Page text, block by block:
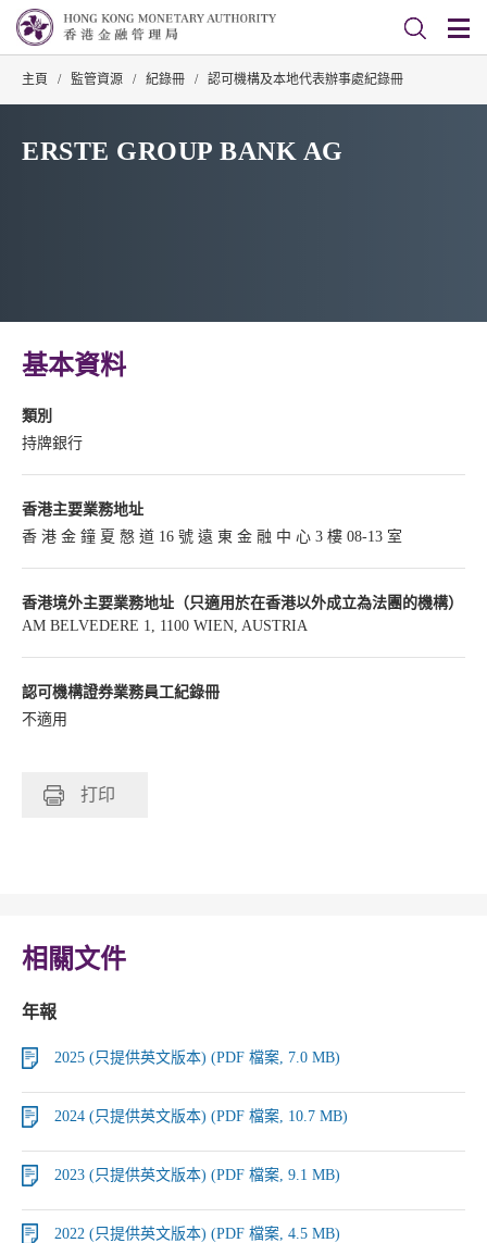
主頁 / 監管資源 / 紀錄冊 / 認可機構及本地代表辦事處紀錄冊
ERSTE GROUP BANK AG
基本資料
類別
持牌銀行
香港主要業務地址
香 港 金 鐘 夏 慤 道 16 號 遠 東 金 融 中 心 3 樓 08-13 室
香港境外主要業務地址（只適用於在香港以外成立為法團的機構）
AM BELVEDERE 1, 1100 WIEN, AUSTRIA
認可機構證券業務員工紀錄冊
不適用
打印
相關文件
年報
2025 (只提供英文版本) (PDF 檔案, 7.0 MB)
2024 (只提供英文版本) (PDF 檔案, 10.7 MB)
2023 (只提供英文版本) (PDF 檔案, 9.1 MB)
2022 (只提供英文版本) (PDF 檔案, 4.5 MB)